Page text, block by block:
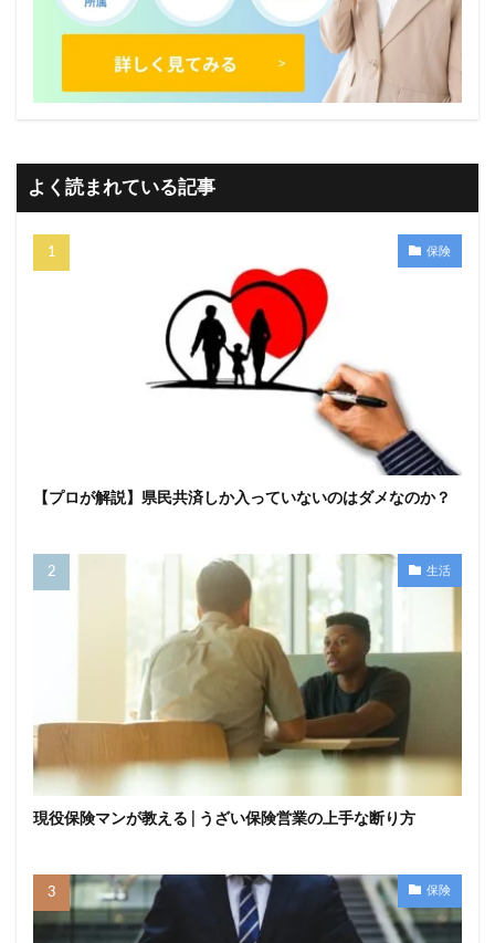
よく読まれている記事
保険
【プロが解説】県民共済しか入っていないのはダメなのか？
生活
現役保険マンが教える | うざい保険営業の上手な断り方
保険